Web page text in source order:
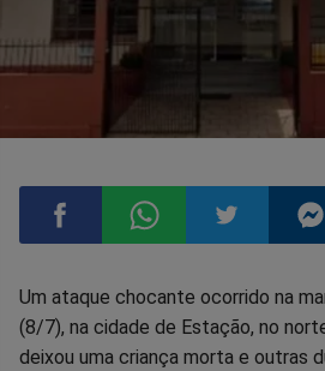
Compartilhar
no
Compartilhar
no
no
no
Um ataque chocante ocorrido na
(8/7), na cidade de Estação, no
deixou uma criança morta e outras